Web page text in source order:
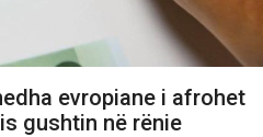
evropiane i afrohet
gushtin në rënie